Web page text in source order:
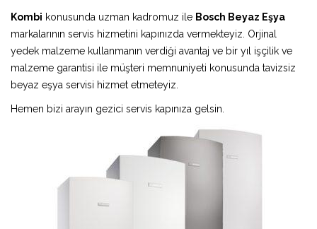
Kombi konusunda uzman kadromuz ile Bosch Beyaz Eşya
markalarının servis hizmetini kapınızda vermekteyiz. Orjinal
yedek malzeme kullanmanın verdiği avantaj ve bir yıl işçilik ve
malzeme garantisi ile müşteri memnuniyeti konusunda tavizsiz
beyaz eşya servisi hizmet etmeteyiz.
Hemen bizi arayın gezici servis kapınıza gelsin.